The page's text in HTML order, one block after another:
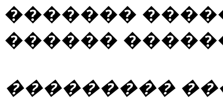
�������
������
���������